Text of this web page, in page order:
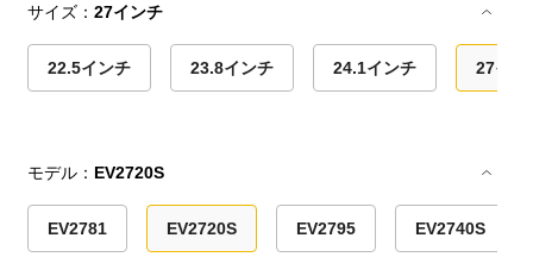
サイズ：27インチ
22.5インチ 23.8インチ 24.1インチ 27イン
モデル： EV2720S
EV2781 EV2720S EV2795 EV2740S